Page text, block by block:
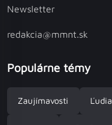
Newsletter
redakcia@mmnt.sk
Populárne témy
Zaujímavosti Ľudia